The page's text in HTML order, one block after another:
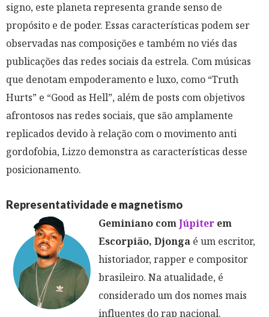
signo, este planeta representa grande senso de
propósito e de poder. Essas características podem ser
observadas nas composições e também no viés das
publicações das redes sociais da estrela. Com músicas
que denotam empoderamento e luxo, como “Truth
Hurts” e “Good as Hell”, além de posts com objetivos
afrontosos nas redes sociais, que são amplamente
replicados devido à relação com o movimento anti
gordofobia, Lizzo demonstra as características desse
posicionamento.
Representatividade e magnetismo
Geminiano comJúpiter em
Escorpião, Djonga é um escritor,
historiador, rapper e compositor
brasileiro. Na atualidade, é
considerado um dos nomes mais
influentes do rap nacional.